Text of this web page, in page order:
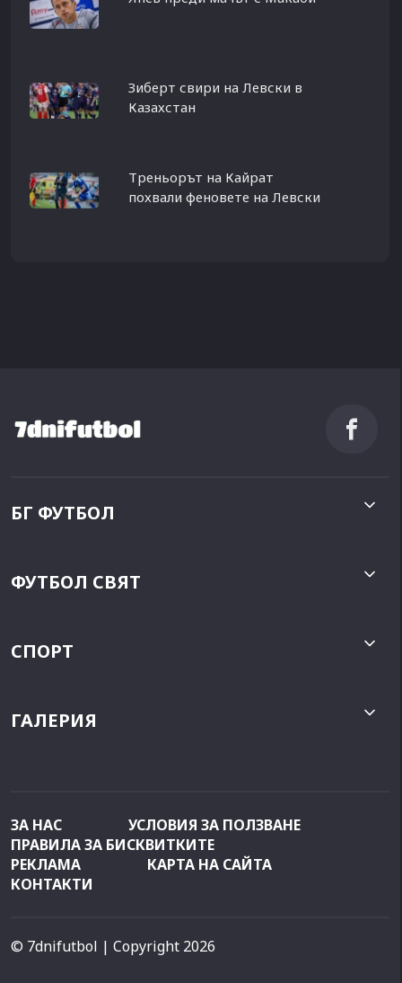
Зиберт свири на Левски в
Казахстан
Треньорът на Кайрат
похвали феновете на Левски
БГ ФУТБОЛ
ФУТБОЛ СВЯТ
СПОРТ
ГАЛЕРИЯ
ЗА НАС
УСЛОВИЯ ЗА ПОЛЗВАНЕ
ПРАВИЛА ЗА БИСКВИТКИТЕ
РЕКЛАМА
КАРТА НА САЙТА
КОНТАКТИ
© 7dnifutbol | Copyright 2026